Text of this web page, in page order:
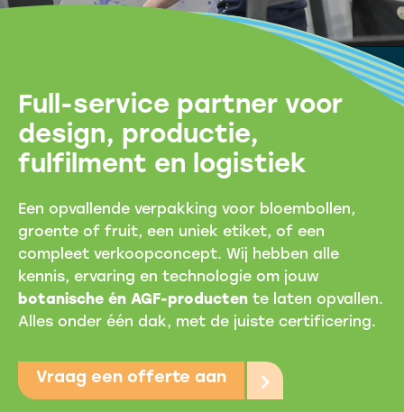
Full-service partner voor
design, productie,
fulfilment en logistiek
Een opvallende verpakking voor bloembollen,
groente of fruit, een uniek etiket, of een
compleet verkoopconcept. Wij hebben alle
kennis, ervaring en technologie om jouw
botanische én AGF-producten te laten opvallen.
Alles onder één dak, met de juiste certificering.
Vraag een offerte aan